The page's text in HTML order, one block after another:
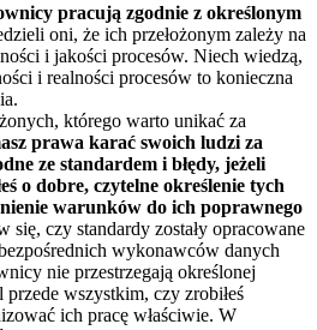
pracują zgodnie z określonym
oni, że ich przełożonym zależy na
i jakości procesów. Niech wiedzą,
i realności procesów to konieczna
którego warto unikać za
prawa karać swoich ludzi za
ze standardem i błędy, jeżeli
o dobre, czytelne określenie tych
warunków do ich poprawnego
się, czy standardy zostały opracowane
wykonawców danych
nie przestrzegają określonej
wszystkim, czy zrobiłeś
ich pracę właściwie. W